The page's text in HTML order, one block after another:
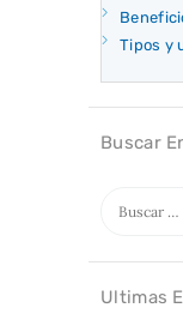
Tipos y
Buscar
Ultimas